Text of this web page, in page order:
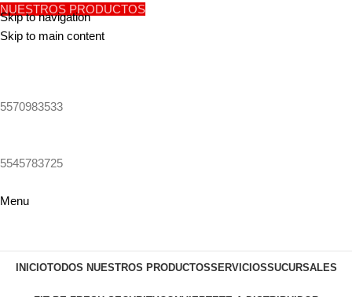
Skip to navigation
Skip to main content
NUESTROS PRODUCTOS
5570983533
5545783725
Menu
INICIOTODOS NUESTROS PRODUCTOSSERVICIOSSUCURSALES